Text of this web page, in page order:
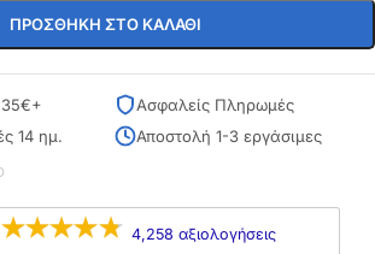
ΠΡΟΣΘΉΚΗ ΣΤΟ ΚΑΛΆΘΙ
Ασφαλείς Πληρωμές
14 ημ.
Αποστολή 1-3 εργάσιμες
4,258 αξιολογήσεις